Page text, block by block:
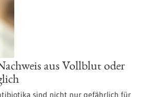
aus Vollblut oder
sind nicht nur gefährlich für